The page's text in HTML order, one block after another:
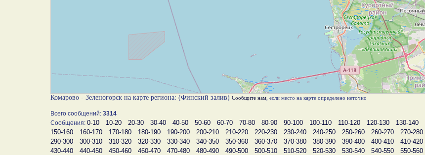
Комарово - Зеленогорск на карте региона: (Финский залив) Сообщите нам , если место на карте определено неточно
Всего сообщений: 3314
Сообщения: 0-10 10-20 20-30 30-40 40-50 50-60 60-70 70-80 80-90 90-100 100-110 110-120 120-130 130-140
150-160
160-170 170-180 180-190 190-200 200-210 210-220 220-230 230-240 240-250 250-260 260-270 270-280
290-300
300-310 310-320 320-330 330-340 340-350 350-360 360-370 370-380 380-390 390-400 400-410 410-420
430-440
440-450 450-460 460-470 470-480 480-490 490-500 500-510 510-520 520-530 530-540 540-550 550-560